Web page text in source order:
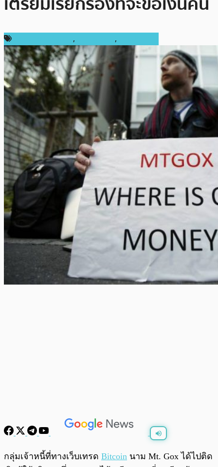
, ,
พร้อมเล่น / 0:00
กลุ่มเจ้าหนี้ที่ทางเว็บเทรด Bitcoin นาม Mt. Gox ได้ไปติด